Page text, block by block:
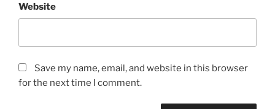
Website
Save my name, email, and website in this browser
for the next time I comment.